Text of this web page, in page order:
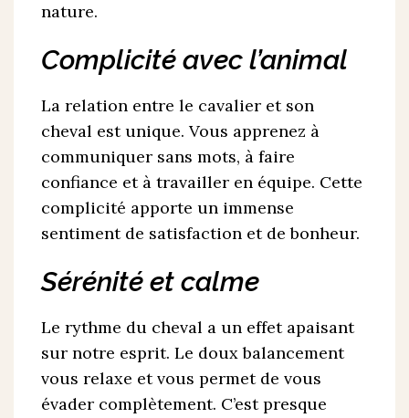
nature.
Complicité avec l’animal
La relation entre le cavalier et son
cheval est unique. Vous apprenez à
communiquer sans mots, à faire
confiance et à travailler en équipe. Cette
complicité apporte un immense
sentiment de satisfaction et de bonheur.
Sérénité et calme
Le rythme du cheval a un effet apaisant
sur notre esprit. Le doux balancement
vous relaxe et vous permet de vous
évader complètement. C’est presque